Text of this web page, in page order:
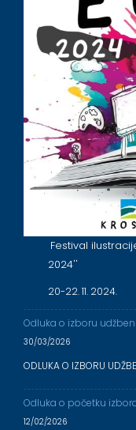
Festival
2024''
20-22. 11. 2024.
Odluka o izboru
30/03/2026
ODLUKA O IZBORU
Odluka o početku
12/02/2026